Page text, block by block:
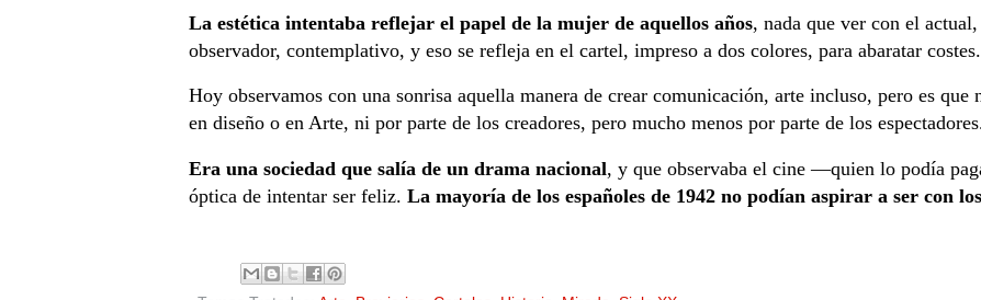
La estética intentaba reflejar el papel de la mujer de aquellos años, nada que ver con el
observador, contemplativo, y eso se refleja en el cartel, impreso a dos colores, para abaratar costes.
Hoy observamos con una sonrisa aquella manera de crear comunicación, arte incluso, pero es que
en diseño o en Arte, ni por parte de los creadores, pero mucho menos por parte de los
Era una sociedad que salía de un drama nacional, y que observaba el cine —quien lo podía
óptica de intentar ser feliz. La mayoría de los españoles de 1942 no podían aspirar a ser con